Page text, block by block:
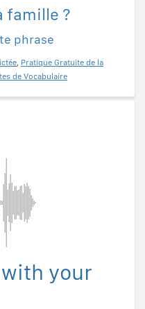
famille ?
phrase
, Pratique Gratuite de la
de Vocabulaire
your